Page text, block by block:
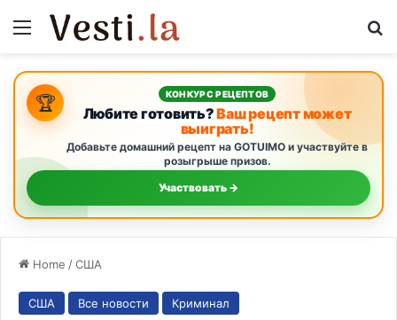
Menu
🏆 КОНКУРС РЕЦЕПТОВ
Любите готовить?Ваш рецепт может
выиграть!
Добавьте домашний рецепт на GOTUIMO и участвуйте в
розыгрыше призов.
Участвовать →
Home /США
США Все новости Криминал